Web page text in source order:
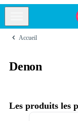
Accueil
Denon
Les produits les